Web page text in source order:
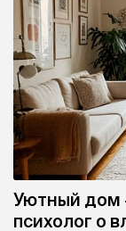
Уютный дом
психолог о